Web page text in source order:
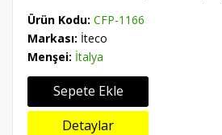
Ürün Kodu: CFP-1166
Markası: İteco
Menşei: İtalya
Sepete Ekle
Detaylar